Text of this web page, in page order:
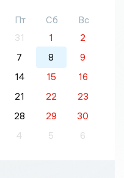
Пт Сб
Вс
31 1
2
7 8
9
14 15
16
21 22
23
28 29
30
4 5 6